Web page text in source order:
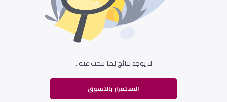
لا يوجد نتائج لما تبحث عنه .
الاستمرار بالتسوق